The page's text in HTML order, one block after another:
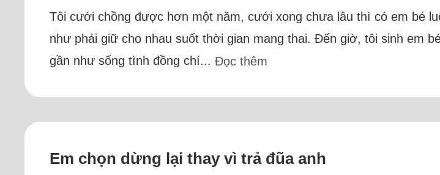
Tôi cưới chồng được hơn một năm, cưới xong chưa lâu thì có em bé
như phải giữ cho nhau suốt thời gian mang thai. Đến giờ, tôi sinh em
gần như sống tình đồng chí... Đọc thêm
Em chọn dừng lại thay vì trả đũa anh